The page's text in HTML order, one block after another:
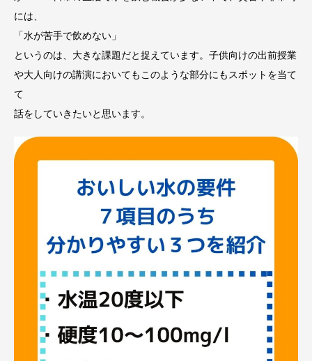
には、
「水が苦手で飲めない」
というのは、大きな課題だと捉えています。子供向けの出前授業
や大人向けの講演においてもこのような部分にもスポットを当て
て
話をしていきたいと思います。